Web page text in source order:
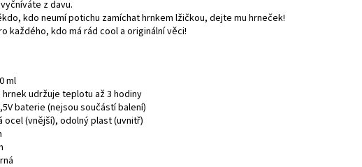
z davu.
kdo neumí potichu zamíchat hrnkem lžičkou, dejte mu hrneček!
každého, kdo má rád cool a originální věci!
ml
udržuje teplotu až 3 hodiny
baterie (nejsou součástí balení)
ocel (vnější), odolný plast (uvnitř)